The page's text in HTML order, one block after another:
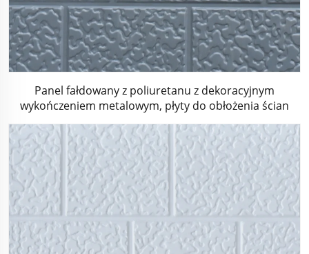
Panel fałdowany z poliuretanu z dekoracyjnym
wykończeniem metalowym, płyty do obłożenia ścian
zewnętrznych, izolowane i dekoracyjne panele piankowe
PU do domków jednorodzinnych